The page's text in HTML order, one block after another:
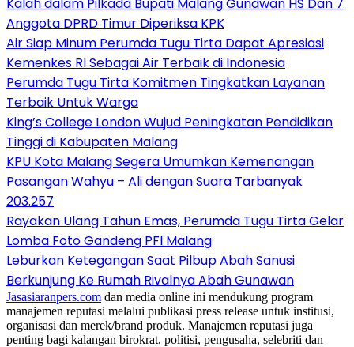
Kalah dalam Pilkada Bupati Malang Gunawan HS Dan 7
Anggota DPRD Timur Diperiksa KPK
Air Siap Minum Perumda Tugu Tirta Dapat Apresiasi
Kemenkes RI Sebagai Air Terbaik di Indonesia
Perumda Tugu Tirta Komitmen Tingkatkan Layanan
Terbaik Untuk Warga
King’s College London Wujud Peningkatan Pendidikan
Tinggi di Kabupaten Malang
KPU Kota Malang Segera Umumkan Kemenangan
Pasangan Wahyu – Ali dengan Suara Tarbanyak
203.257
Rayakan Ulang Tahun Emas, Perumda Tugu Tirta Gelar
Lomba Foto Gandeng PFI Malang
Leburkan Ketegangan Saat Pilbup Abah Sanusi
Berkunjung Ke Rumah Rivalnya Abah Gunawan
Jasasiaranpers.com dan media online ini mendukung program
manajemen reputasi melalui publikasi press release untuk institusi,
organisasi dan merek/brand produk. Manajemen reputasi juga
penting bagi kalangan birokrat, politisi, pengusaha, selebriti dan